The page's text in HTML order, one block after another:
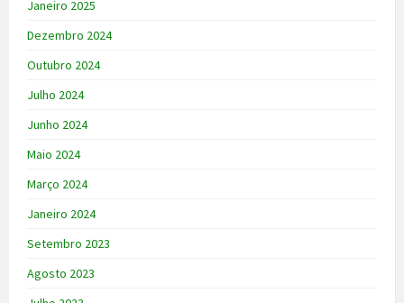
Janeiro 2025
Dezembro 2024
Outubro 2024
Julho 2024
Junho 2024
Maio 2024
Março 2024
Janeiro 2024
Setembro 2023
Agosto 2023